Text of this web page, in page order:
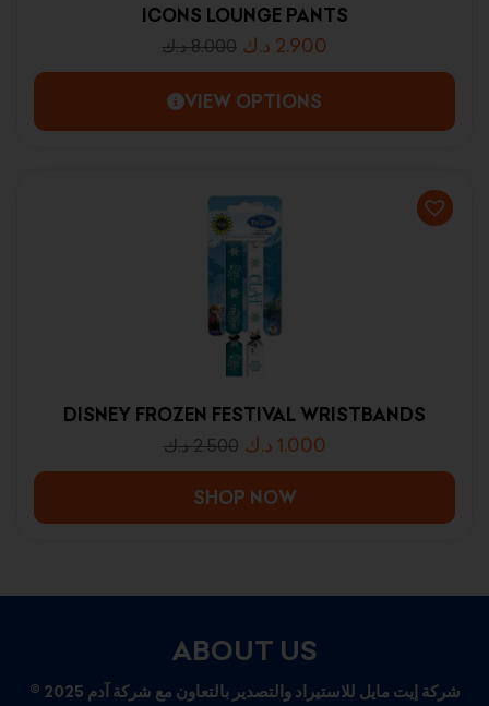
ICONS LOUNGE PANTS
8.000 د.ك 2.900 د.ك
VIEW OPTIONS
DISNEY FROZEN FESTIVAL WRISTBANDS
2.500 د.ك 1.000 د.ك
SHOP NOW
ABOUT US
© 2025 شركة إيت مايل للاستيراد والتصدير بالتعاون مع شركة آدم